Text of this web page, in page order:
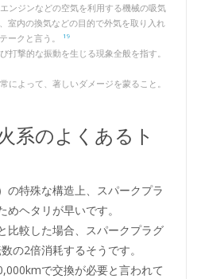
ンジンなどの空気を利用する機械の吸気
室内の換気などの目的で外気を取り入れ
ークと言う。
19
撃的な振動を生じる現象全般を指す。
よって、著しいダメージを蒙ること。
系のよくあるト
特殊な構造上、スパークプラ
ヘタリが早いです。
比較した場合、スパークプラグ
の2倍消耗するそうです。
で交換が必要と言われて